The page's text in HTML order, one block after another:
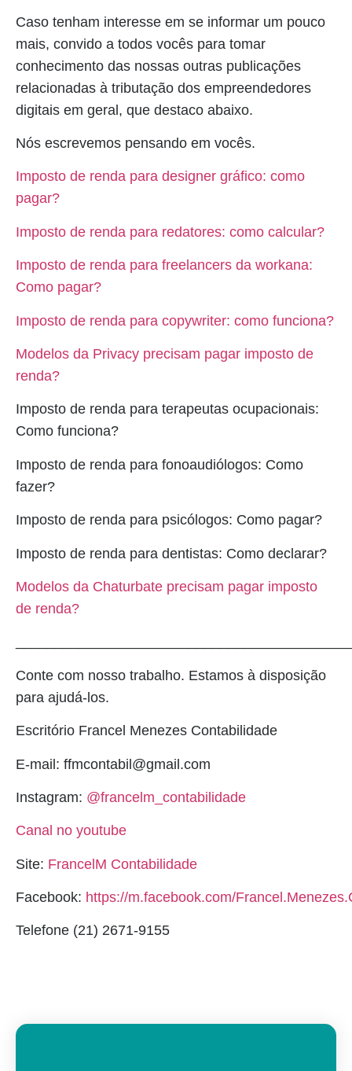
Caso tenham interesse em se informar um pouco
mais, convido a todos vocês para tomar
conhecimento das nossas outras publicações
relacionadas à tributação dos empreendedores
digitais em geral, que destaco abaixo.
Nós escrevemos pensando em vocês.
Imposto de renda para designer gráfico: como
pagar?
Imposto de renda para redatores: como calcular?
Imposto de renda para freelancers da workana:
Como pagar?
Imposto de renda para copywriter: como funciona?
Modelos da Privacy precisam pagar imposto de
renda?
Imposto de renda para terapeutas ocupacionais:
Como funciona?
Imposto de renda para fonoaudiólogos: Como
fazer?
Imposto de renda para psicólogos: Como pagar?
Imposto de renda para dentistas: Como declarar?
Modelos da Chaturbate precisam pagar imposto
de renda?
Conte com nosso trabalho. Estamos à disposição
para ajudá-los.
Escritório Francel Menezes Contabilidade
E-mail: ffmcontabil@gmail.com
Instagram: @francelm_contabilidade
Canal no youtube
Site: FrancelM Contabilidade
Facebook: https://m.facebook.com/
Telefone (21) 2671-9155